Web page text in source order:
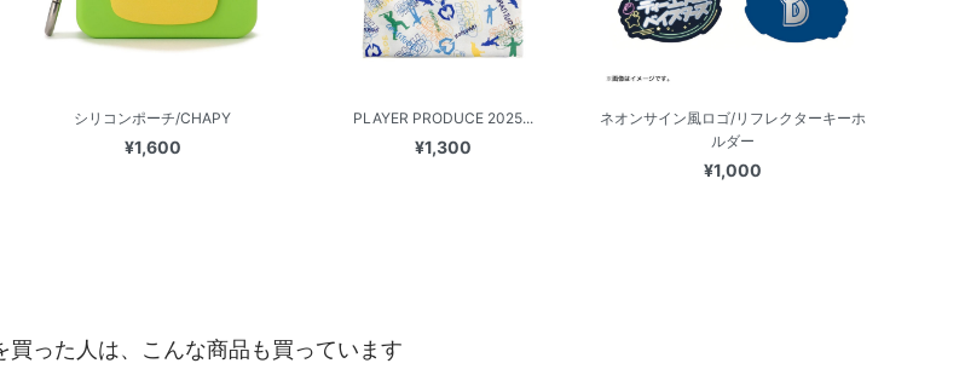
シリコンポーチ/CHAPY
¥1,600
PLAYER PRODUCE 2025...
¥1,300
ネオンサイン風ロゴ/リフレクターキーホ
ルダー
¥1,000
買った人は、こんな商品も買っています